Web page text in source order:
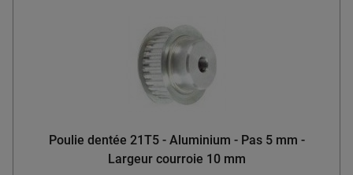
Poulie dentée 21T5 - Aluminium - Pas 5 mm -
Largeur courroie 10 mm